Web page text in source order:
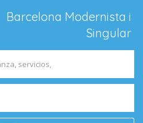
Barcelona Modernista i
Singular